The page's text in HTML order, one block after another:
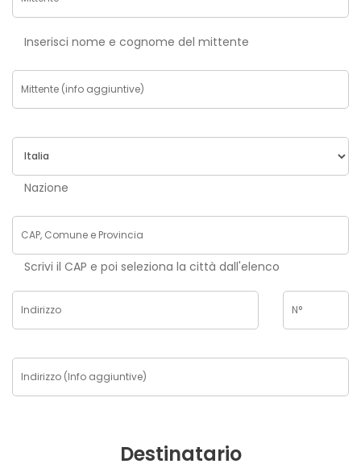
Inserisci nome e cognome del mittente
Nazione
Scrivi il CAP e poi seleziona la città dall'elenco
Destinatario